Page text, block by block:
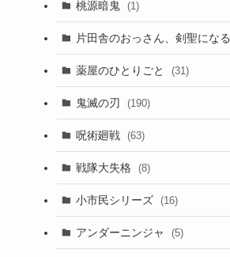
桃源暗鬼 (1)
片田舎のおっさん、剣聖になる
薬屋のひとりごと (31)
鬼滅の刃 (190)
呪術廻戦 (63)
戦隊大失格 (8)
小市民シリーズ (16)
アンダーニンジャ (5)